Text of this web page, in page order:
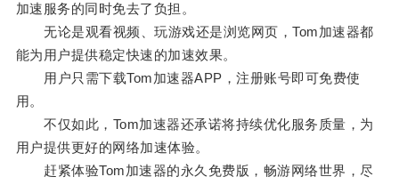
加速服务的同时免去了负担。
无论是观看视频、玩游戏还是浏览网页，Tom加速器都
能为用户提供稳定快速的加速效果。
用户只需下载Tom加速器APP，注册账号即可免费使
用。
不仅如此，Tom加速器还承诺将持续优化服务质量，为
用户提供更好的网络加速体验。
赶紧体验Tom加速器的永久免费版，畅游网络世界，尽